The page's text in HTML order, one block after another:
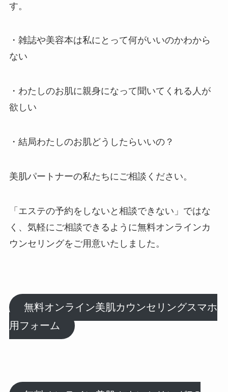
す。
・雑誌や美容本は私にとって何がいいのかわから
ない
・わたしのお肌に親身になって聞いてくれる人が
欲しい
・結局わたしのお肌どうしたらいいの？
美肌パートナーの私たちにご相談ください。
「エステの予約をしないと相談できない」ではな
く、気軽にご相談できるように無料オンラインカ
ウンセリングをご用意いたしました。
無料オンライン美肌カウンセリングスマホ
用フォーム